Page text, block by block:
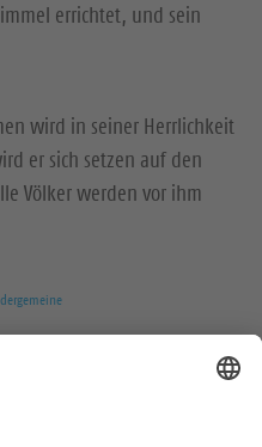
errichtet, und sein
wird in seiner Herrlichkeit
er sich setzen auf den
Völker werden vor ihm